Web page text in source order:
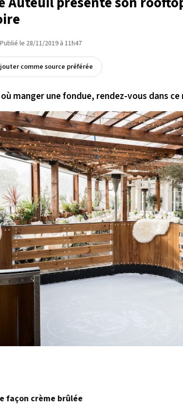
Publié le 28/11/2019 à 11h47
comme source préférée
manger une fondue, rendez-vous dans
façon crème brûlée